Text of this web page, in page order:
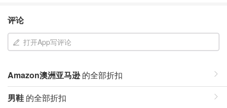
评论
打开App写评论
Amazon澳洲亚马逊的全部折扣
男鞋 的全部折扣